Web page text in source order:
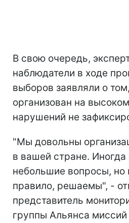
В свою очередь,
наблюдатели в ходе
выборов заявляли о
организован на
нарушений не
"Мы довольны
в вашей стране. Иногда
небольшие вопросы, но
правило, решаемы", -
представитель
группы Альянса миссий